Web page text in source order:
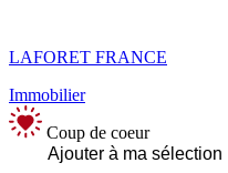
LAFORET FRANCE
Immobilier
Coup de coeur
Ajouter à ma sélection